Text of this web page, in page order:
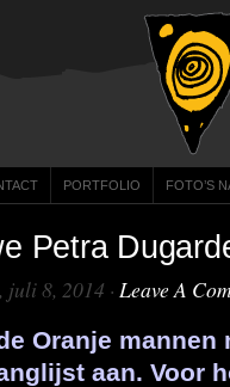
PORTFOLIO FOTO’S
Petra
8, 2014 · Leave A
Oranje mannen
aan. Voor